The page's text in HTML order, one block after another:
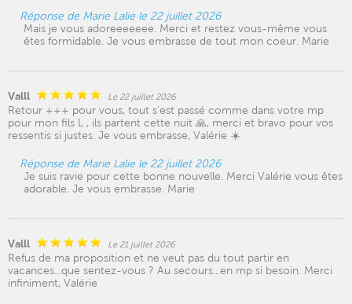
Réponse de Marie Lalie le 22 juillet 2026
Mais je vous adoreeeeeee. Merci et restez vous-même vous
êtes formidable. Je vous embrasse de tout mon coeur. Marie
Valll Le 22 juillet 2026
Retour +++ pour vous, tout s'est passé comme dans votre mp
pour mon fils L , ils partent cette nuit 🙏, merci et bravo pour vos
ressentis si justes. Je vous embrasse, Valérie ☀️
Réponse de Marie Lalie le 22 juillet 2026
Je suis ravie pour cette bonne nouvelle. Merci Valérie vous êtes
adorable. Je vous embrasse. Marie
Valll Le 21 juillet 2026
Refus de ma proposition et ne veut pas du tout partir en
vacances...que sentez-vous ? Au secours...en mp si besoin. Merci
infiniment, Valérie